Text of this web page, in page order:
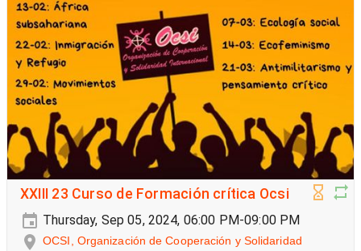
XXIII 23 Curso de Formación crítica Ocsi
Thursday, Sep 05, 2024, 06:00 PM-09:00 PM
OCSI, Organización de Cooperación y Solidaridad